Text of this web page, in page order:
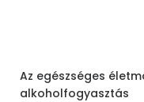
Az egészséges
alkoholfogyasztás